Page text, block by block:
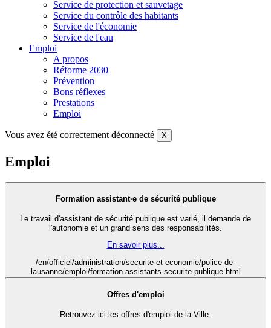
Service de protection et sauvetage
Service du contrôle des habitants
Service de l'économie
Service de l'eau
Emploi
A propos
Réforme 2030
Prévention
Bons réflexes
Prestations
Emploi
Vous avez été correctement déconnecté X
Emploi
Formation assistant·e de sécurité publique
Le travail d'assistant de sécurité publique est varié, il demande de
l'autonomie et un grand sens des responsabilités.
En savoir plus...
/en/officiel/administration/securite-et-economie/police-de-
lausanne/emploi/formation-assistants-securite-publique.html
Offres d'emploi
Retrouvez ici les offres d'emploi de la Ville.